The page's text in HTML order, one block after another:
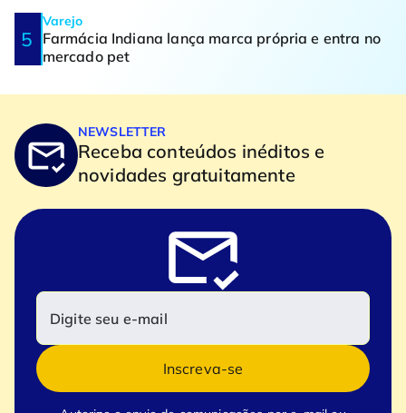
Varejo
Farmácia Indiana lança marca própria e entra no
mercado pet
NEWSLETTER
Receba conteúdos inéditos e
novidades gratuitamente
Inscreva-se